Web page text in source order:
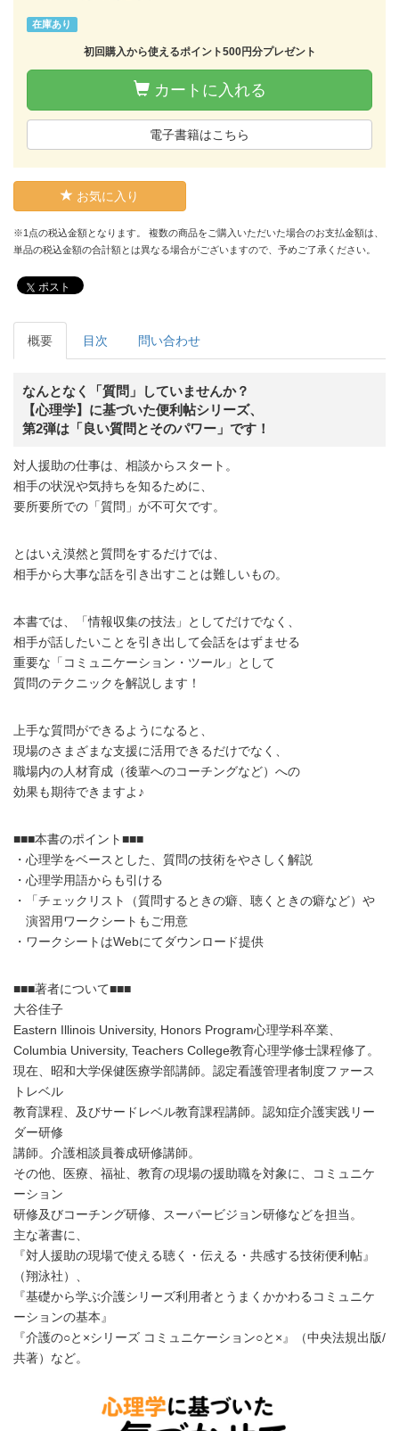
在庫あり
初回購入から使えるポイント500円分プレゼント
カートに入れる
電子書籍はこちら
お気に入り
※1点の税込金額となります。 複数の商品をご購入いただいた場合のお支払金額は、
単品の税込金額の合計額とは異なる場合がございますので、予めご了承ください。
ポスト
概要 目次 問い合わせ
なんとなく「質問」していませんか？
【心理学】に基づいた便利帖シリーズ、
第2弾は「良い質問とそのパワー」です！
対人援助の仕事は、相談からスタート。
相手の状況や気持ちを知るために、
要所要所での「質問」が不可欠です。
とはいえ漠然と質問をするだけでは、
相手から大事な話を引き出すことは難しいもの。
本書では、「情報収集の技法」としてだけでなく、
相手が話したいことを引き出して会話をはずませる
重要な「コミュニケーション・ツール」として
質問のテクニックを解説します！
上手な質問ができるようになると、
現場のさまざまな支援に活用できるだけでなく、
職場内の人材育成（後輩へのコーチングなど）への
効果も期待できますよ♪
■■■本書のポイント■■■
・心理学をベースとした、質問の技術をやさしく解説
・心理学用語からも引ける
・「チェックリスト（質問するときの癖、聴くときの癖など）や
演習用ワークシートもご用意
・ワークシートはWebにてダウンロード提供
■■■著者について■■■
大谷佳子
Eastern Illinois University, Honors Program心理学科卒業、
Columbia University, Teachers College教育心理学修士課程修了。
現在、昭和大学保健医療学部講師。認定看護管理者制度ファース
トレベル
教育課程、及びサードレベル教育課程講師。認知症介護実践リー
ダー研修
講師。介護相談員養成研修講師。
その他、医療、福祉、教育の現場の援助職を対象に、コミュニケ
ーション
研修及びコーチング研修、スーパービジョン研修などを担当。
主な著書に、
『対人援助の現場で使える聴く・伝える・共感する技術便利帖』
（翔泳社）、
『基礎から学ぶ介護シリーズ利用者とうまくかかわるコミュニケ
ーションの基本』
『介護の○と×シリーズ コミュニケーション○と×』（中央法規出版/
共著）など。